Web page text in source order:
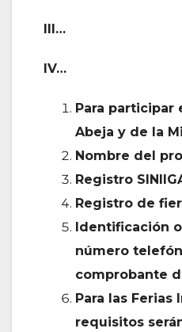
III…
IV…
Para participar
Abeja y de la
Nombre del
Registro
Registro de
Identificación
número
comprobante
Para las
requisitos